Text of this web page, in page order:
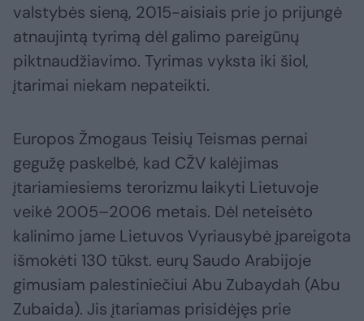
valstybės sieną, 2015-aisiais prie jo prijungė
atnaujintą tyrimą dėl galimo pareigūnų
piktnaudžiavimo. Tyrimas vyksta iki šiol,
įtarimai niekam nepateikti.
Europos Žmogaus Teisių Teismas pernai
gegužę paskelbė, kad CŽV kalėjimas
įtariamiesiems terorizmu laikyti Lietuvoje
veikė 2005–2006 metais. Dėl neteisėto
kalinimo jame Lietuvos Vyriausybė įpareigota
išmokėti 130 tūkst. eurų Saudo Arabijoje
gimusiam palestiniečiui Abu Zubaydah (Abu
Zubaida). Jis įtariamas prisidėjęs prie